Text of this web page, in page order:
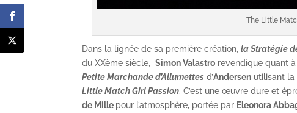
The Little
Dans la lignée de sa première création,la Stratégie
du XXème siècle,Simon Valastro revendique quant
Petite Marchande d’Allumettes d’Andersen utilisant
Little Match Girl Passion. C’est une œuvre dure et
de Mille pour l’atmosphère, portée par Eleonora